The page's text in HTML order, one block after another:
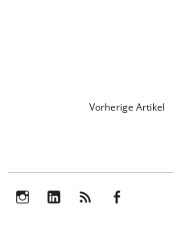
Vorherige Artikel